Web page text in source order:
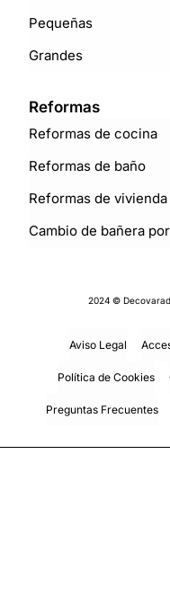
Pequeñas
Grandes
Reformas
Reformas de cocina
Reformas de baño
Reformas de vivienda
Cambio de bañera
Aviso Legal
Política de Cookies
Preguntas Frecuentes
2024 ©